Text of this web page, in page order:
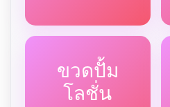
ขวดปั้ม
โลชั่น